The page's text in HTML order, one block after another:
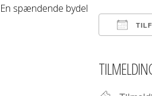
En spændende bydel